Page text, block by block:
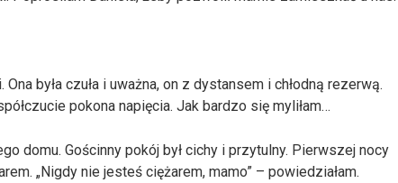
była czuła i uważna, on z dystansem i chłodną rezerwą.
pokona napięcia. Jak bardzo się myliłam…
domu. Gościnny pokój był cichy i przytulny. Pierwszej nocy
„Nigdy nie jesteś ciężarem, mamo” – powiedziałam.